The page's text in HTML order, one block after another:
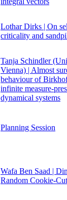
Lothar Dirks | On
criticality and
Tanja Schindler
Vienna) | Almost
behaviour of
infinite measure-
dynamical systems
Planning Session
Wafa Ben Saad |
Random Cookie-